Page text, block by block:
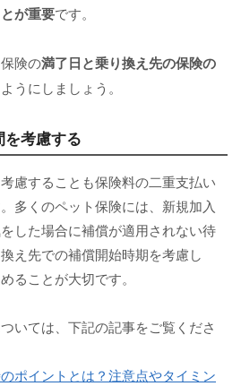
が重要です。
険の満了日と乗り換え先の保険の
うにしましょう。
考慮する
慮することも保険料の二重支払い
多くのペット保険には、新規加入
した場合に補償が適用されない待
え先での補償開始時期を考慮し
ることが大切です。
いては、下記の記事をご覧くださ
ポイントとは？注意点やタイミン